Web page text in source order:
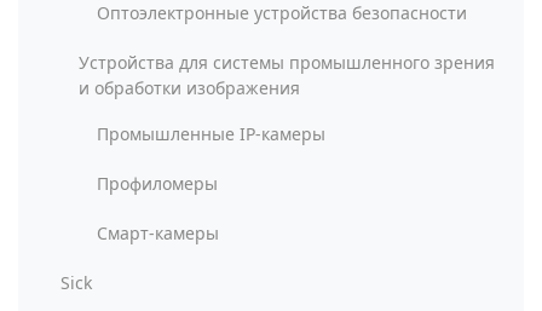
Оптоэлектронные устройства безопасности
Устройства для системы промышленного зрения
и обработки изображения
Промышленные IP-камеры
Профиломеры
Смарт-камеры
Sick